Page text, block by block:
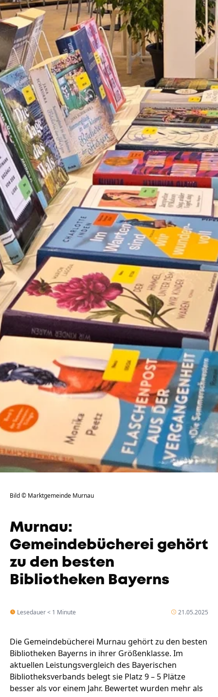
Podcast
Newsletter
Zeit fürs Oberland
Bild © Marktgemeinde Murnau
Murnau:
Gemeindebücherei gehört
zu den besten
Bibliotheken Bayerns
Lesedauer < 1 Minute 21.05.2025
Die Gemeindebücherei Murnau gehört zu den besten
Bibliotheken Bayerns in ihrer Größenklasse. Im
aktuellen Leistungsvergleich des Bayerischen
Bibliotheksverbands belegt sie Platz 9 – 5 Plätze
besser als vor einem Jahr. Bewertet wurden mehr als